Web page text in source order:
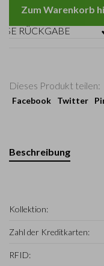
Zum Warenkorb
Dieses Produkt teilen:
Facebook Twitter
Beschreibung
Kollektion:
Zahl der Kreditkarten:
RFID: